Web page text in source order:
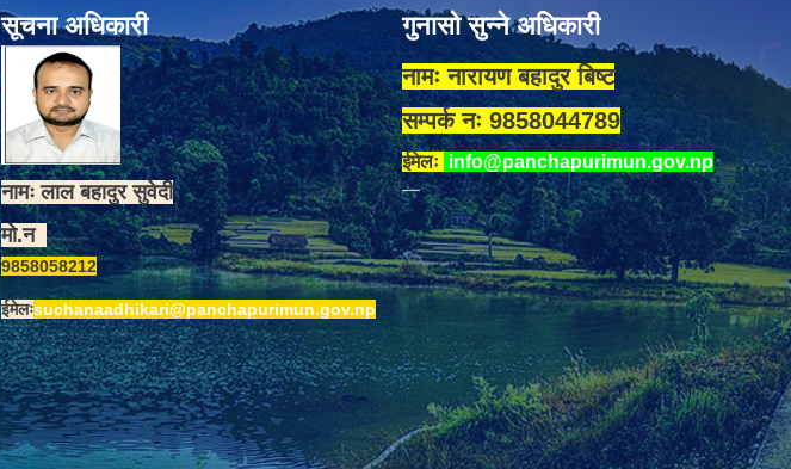
सूचना अधिकारी
नामः लाल बहादुर सुवेदी
मो.न
9858058212
ईमेलःsuchanaadhikari@panchapurimun.gov.np
गुनासो सुन्ने अधिकारी
नामः नारायण बहादुर बिष्ट
सम्पर्क नः 9858044789
ईमेलः info@panchapurimun.gov.np